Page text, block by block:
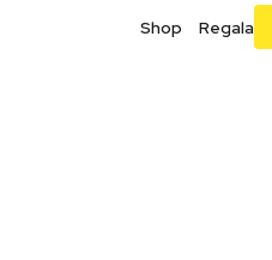
Shop Regala